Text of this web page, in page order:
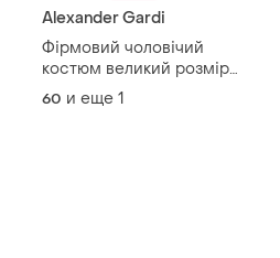
Alexander Gardi
Фірмовий чоловічий
костюм великий розмір
60/62
60 и еще 1